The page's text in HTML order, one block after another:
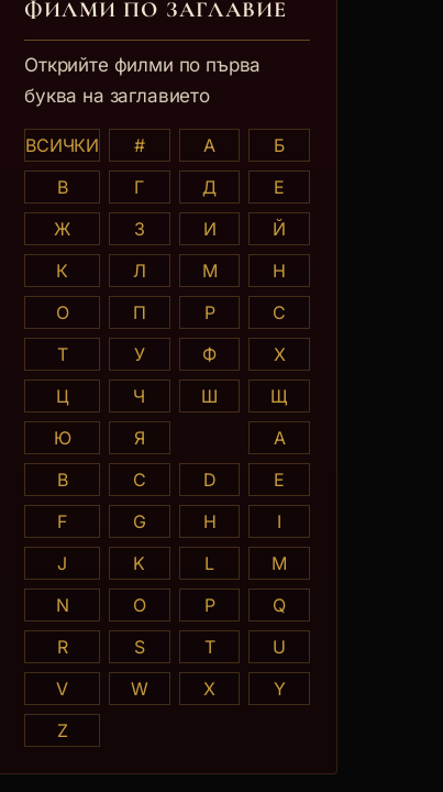
ФИЛМИ ПО ЗАГЛАВИE
Открийте филми по първа
буква на заглавието
ВСИЧКИ # А
Б
В
Г Д
Е
Ж
З И
Й
К
Л М
Н
О
П Р
С
Т
У Ф
Х
Ц
Ч Ш
Щ
Ю
Я
A
B
C D
E
F
G H
I
J
K L
M
N
O P
Q
R
S T
U
V
W X
Y
Z